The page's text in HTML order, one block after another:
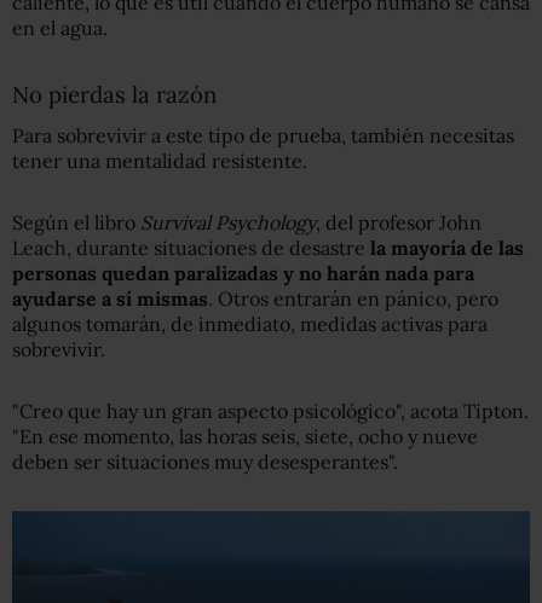
en el agua.
No pierdas la razón
Para sobrevivir a este tipo de prueba, también necesitas
tener una mentalidad resistente.
Según el libro Survival Psychology, del profesor John
Leach, durante situaciones de desastre la mayoría de las
personas quedan paralizadas y no harán nada para
ayudarse a sí mismas. Otros entrarán en pánico, pero
algunos tomarán, de inmediato, medidas activas para
sobrevivir.
"Creo que hay un gran aspecto psicológico", acota Tipton.
"En ese momento, las horas seis, siete, ocho y nueve
deben ser situaciones muy desesperantes".